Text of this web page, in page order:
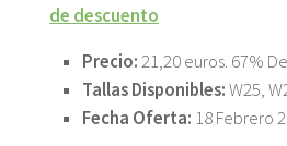
de descuento
Precio:21,20 euros. 67%
Tallas Disponibles:W25,
Fecha Oferta: 18 Febrero